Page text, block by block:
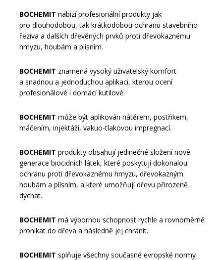
BOCHEMIT nabízí profesionální produkty jak
pro dlouhodobou, tak krátkodobou ochranu stavebního
řeziva a dalších dřevěných prvků proti dřevokaznému
hmyzu, houbám a plísním.
BOCHEMIT znamená vysoký uživatelský komfort
a snadnou a jednoduchou aplikaci, kterou ocení
profesionálové i domácí kutilové.
BOCHEMIT může být aplikován nátěrem, postřikem,
máčením, injektáží, vakuo-tlakovou impregnací.
BOCHEMIT produkty obsahují jedinečné složení nové
generace biocidních látek, které poskytují dokonalou
ochranu proti dřevokaznému hmyzu, dřevokazným
houbám a plísním, a které umožňují dřevu přirozeně
dýchat.
BOCHEMIT má výbornou schopnost rychle a rovnoměrně
pronikat do dřeva a následně jej chránit.
BOCHEMIT splňuje všechny současné evropské normy